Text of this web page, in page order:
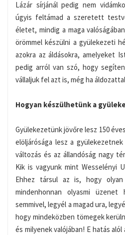
Lázár sírjánál pedig nem
úgyis feltámad a szeretett
életet, mindig a maga
örömmel készülni a gyülekezeti
azokra az áldásokra, amelyeket
pedig arról van szó, hogy
vállaljuk fel azt is, még ha
Hogyan készülhetünk a
Gyülekezetünk jövőre lesz 150
elöljárósága lesz a
változás és az állandóság nagy
Kik is vagyunk mint Wesselényi
Ehhez társul az is, hogy olyan
mindenhonnan olyasmi
semmivel, legyél a magad ura,
hogy mindeközben tömegek
és milyenek valójában! E hatás